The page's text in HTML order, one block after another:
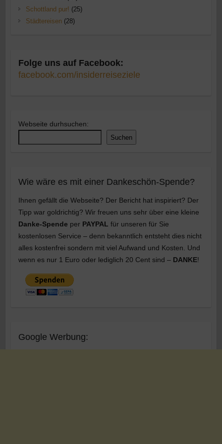
Schottland pur! (25)
Städtereisen(28)
Folge uns auf Facebook:
facebook.com/insiderreiseziele
Webseite durhsuchen:
Suchen
Wie wäre es mit einer Dankeschön-Spende?
Ihnen gefällt die Webseite? Der Bericht hat inspiriert? Der
Tipp war goldrichtig? Wir freuen uns sehr über eine kleine
Danke-Spende per PAYPAL für unseren für Sie
kostenlosen Service – denn bekanntlich entsteht dies nicht
alles kostenfrei sondern mit viel Aufwand und Kosten. Und
wenn es nur 1 Euro oder lediglich 20 Cent sind – DANKE!
Google Werbung: